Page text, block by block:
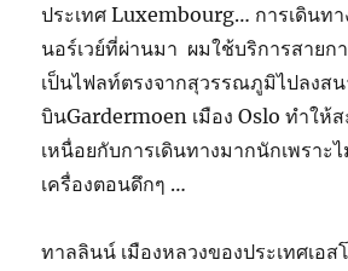
ประเทศ Luxembourg… การเดินทา
นอร์เวย์ที่ผ่านมา ผมใช้บริการสายก
เป็นไฟลท์ตรงจากสุวรรณภูมิไปลงส
บินGardermoen เมือง Oslo ทำให้
เหนื่อยกับการเดินทางมากนักเพราะ
เครื่องตอนดึกๆ …
ทาลลินน์ เมืองหลวงของประเทศเอส